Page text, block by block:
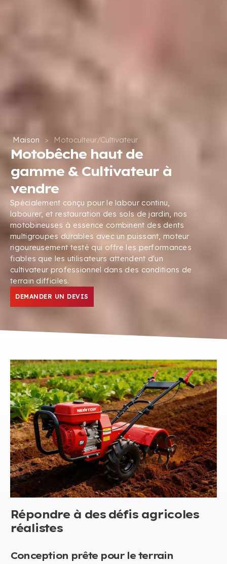
Maison > Motoculteur/Cultivateur
Motobêche haut de
gamme & Cultivateur à
vendre
Spécialement conçu pour le labour continu,
labourer, et restauration des sols de jardin, nos
motobineuses à essence combinent des dents
multigroupes durables avec un puissant, moteur
rigoureusement testé qui offre les performances
fiables que les utilisateurs attendent d'un
cultivateur professionnel dans des conditions de
terrain difficiles.
DEMANDER UN DEVIS
Répondre à des défis agricoles
réalistes
Conception prête pour le terrain